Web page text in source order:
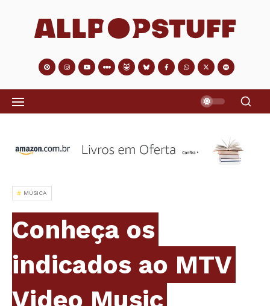
MÚSICA
Conheça os
indicados ao MTV
Video Music